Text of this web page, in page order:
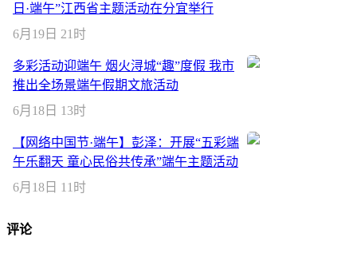
日·端午”江西省主题活动在分宜举行
6月19日 21时
多彩活动迎端午 烟火浔城“趣”度假 我市
推出全场景端午假期文旅活动
6月18日 13时
【网络中国节·端午】彭泽：开展“五彩端
午乐翻天 童心民俗共传承”端午主题活动
6月18日 11时
评论